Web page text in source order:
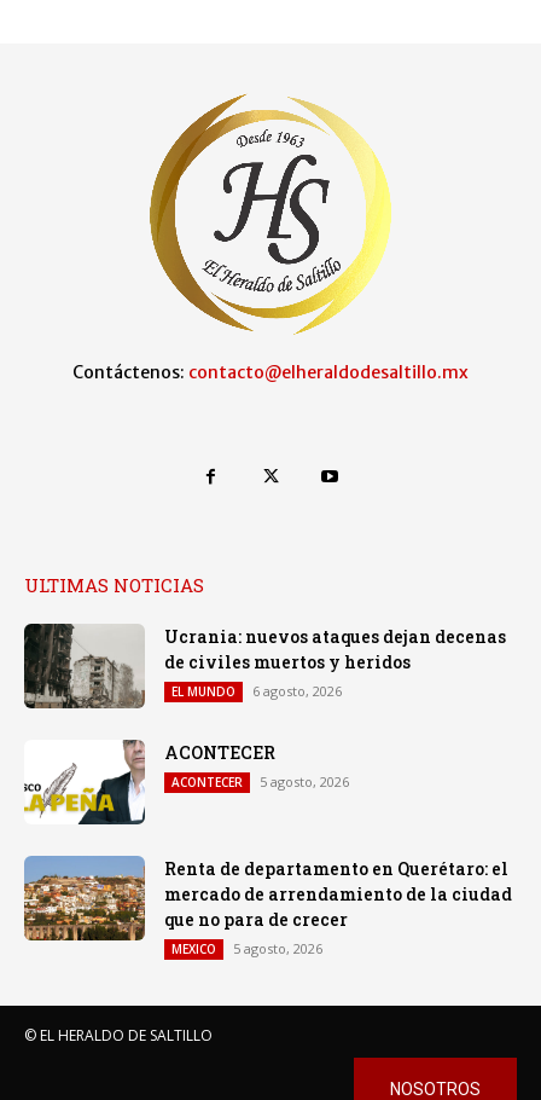
Contáctenos: contacto@elheraldodesaltillo.mx
ULTIMAS NOTICIAS
Ucrania: nuevos ataques dejan decenas
de civiles muertos y heridos
EL MUNDO 6 agosto, 2026
ACONTECER
ACONTECER 5 agosto, 2026
Renta de departamento en Querétaro: el
mercado de arrendamiento de la ciudad
que no para de crecer
MEXICO 5 agosto, 2026
© EL HERALDO DE SALTILLO
NOSOTROS